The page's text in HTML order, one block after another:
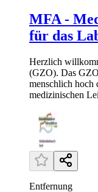
MFA -
für das
Herzlich
(GZO). Das
menschlich hoch
medizinischen
Entfernung